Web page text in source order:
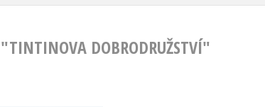
DOBRODRUŽSTVÍ"